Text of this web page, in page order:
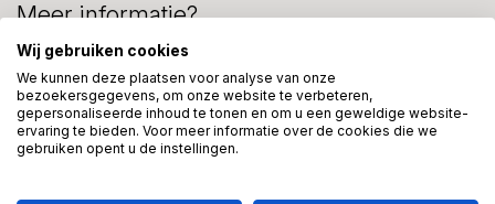
Meer informatie?
We helpen graag met uw keuze of geven advies, bel of app
ons 7 dagen per week: 06-23643267
Klantenservice
Wij gebruiken cookies
We kunnen deze plaatsen voor analyse van onze
bezoekersgegevens, om onze website te verbeteren,
gepersonaliseerde inhoud te tonen en om u een geweldige website-
ervaring te bieden. Voor meer informatie over de cookies die we
gebruiken opent u de instellingen.